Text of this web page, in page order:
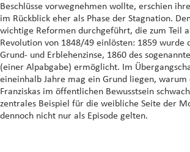
Beschlüsse vorwegnehmen wollte, erschien
im Rückblick eher als Phase der Stagnation.
wichtige Reformen durchgeführt, die zum Teil
Revolution von 1848/49 einlösten: 1859 wurde
Grund- und Erblehenzinse, 1860 des
(einer Alpabgabe) ermöglicht. Im
eineinhalb Jahre mag ein Grund liegen, warum
Franziskas im öffentlichen Bewusstsein
zentrales Beispiel für die weibliche Seite der
dennoch nicht nur als Episode gelten.